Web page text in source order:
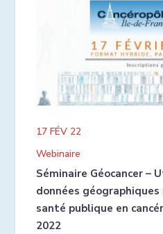
17 FÉV 22
Webinaire
Séminaire Géocancer –
données géographiques
santé publique en
2022